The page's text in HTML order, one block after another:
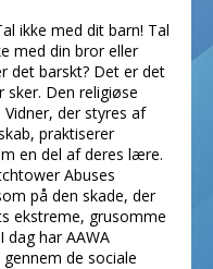
ikke med dit barn! Tal
med din bror eller
det barskt? Det er det
Den religiøse
der styres af
praktiserer
en del af deres lære.
Abuses
på den skade, der
ekstreme, grusomme
dag har AAWA
de sociale